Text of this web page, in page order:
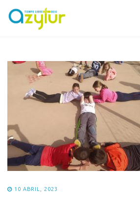
10 ABRIL, 2023